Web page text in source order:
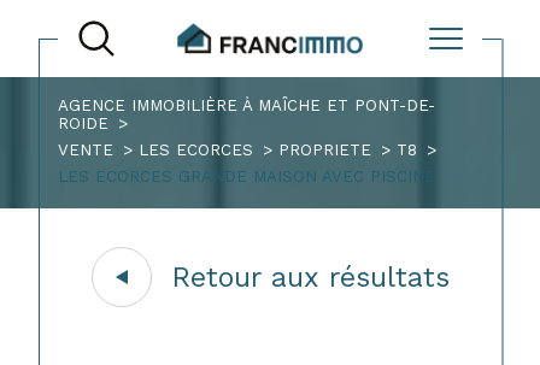
AGENCE IMMOBILIÈRE À MAÎCHE ET PONT-DE-
ROIDE
VENTE
LES ECORCES PROPRIETE
T8
LES ECORCES GRANDE MAISON AVEC PISCINE
Retour aux résultats